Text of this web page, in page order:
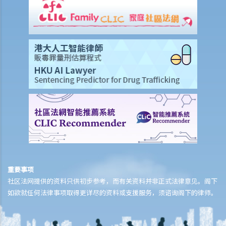
重要事项
社区法网提供的资料只供初步参考，而有关资料并非正式法律意见。阁下
如欲就任何法律事项取得更详尽的资料或支援服务，须谘询阁下的律师。